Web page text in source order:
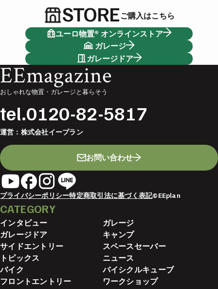
STOREご購入はこちら
ユーロ物置® オンラインストア
ガレージ
ガレージドア
EEmagazine
おしゃれな物置・ガレージと暮らそう
tel.0120-82-5817
運営： 株式会社イープラン
お問い合わせ
プライバシーポリシー特定商取引法に基づく表記©EEplan
CATEGORY
インタビュー
ガレージ
ガレージドア
キャンプ
サイドエントリー
スペースセーバー
トピックス
ニュース
バイク
バイシクルキューブ
フロントエントリー
ワークショップ